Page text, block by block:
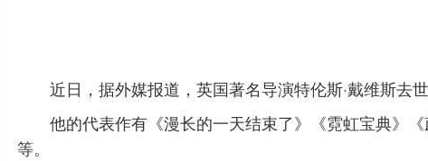
近日，据外媒报道，英国著名导演特伦斯·戴维斯去世
他的代表作有《漫长的一天结束了》《霓虹宝典》
等。